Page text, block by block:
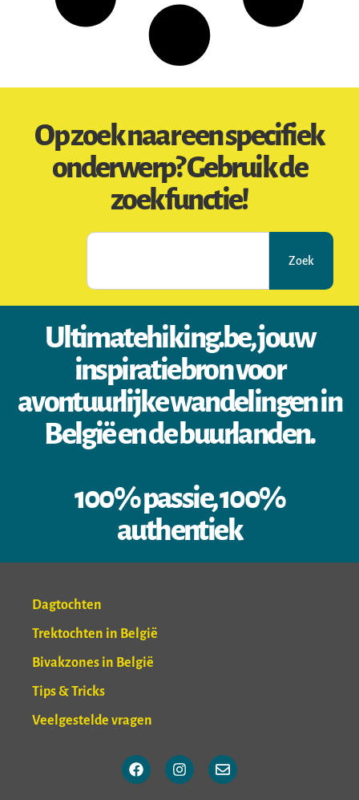
Op zoek naar een specifiek
onderwerp? Gebruik de
zoekfunctie!
Zoek
Ultimatehiking.be, jouw
inspiratiebron voor
avontuurlijke wandelingen in
België en de buurlanden.
100% passie, 100%
authentiek
Dagtochten
Trektochten in België
Bivakzones in België
Tips & Tricks
Veelgestelde vragen